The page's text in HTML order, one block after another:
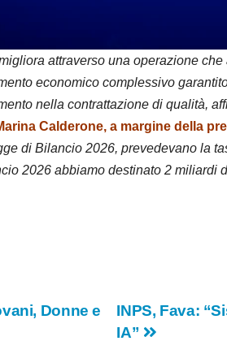
e
o
attraverso una operazione
economico complessivo
nella contrattazione di qualità,
Calderone, a margine della
di Bilancio 2026, prevedevano la
2026 abbiamo destinato 2 miliardi
INPS, Fava:
IA”
Donne e